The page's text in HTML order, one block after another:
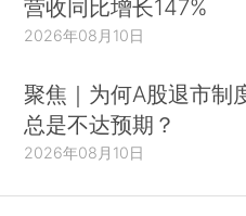
营收同比增长147%
2026年08月10日
聚焦｜为何A股退市制
总是不达预期？
2026年08月10日